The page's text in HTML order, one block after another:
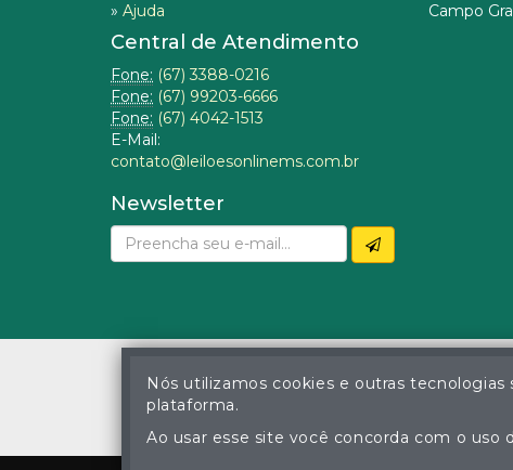
» Ajuda
Central de Atendimento
Fone: (67) 3388-0216
Fone: (67) 99203-6666
Fone: (67) 4042-1513
E-Mail:
contato@leiloesonlinems.com.br
Newsletter
Campo
© Gustavo Correa
A cópia ou
Nós utilizamos cookies e outras
plataforma.
Ao usar esse site você concorda com o uso